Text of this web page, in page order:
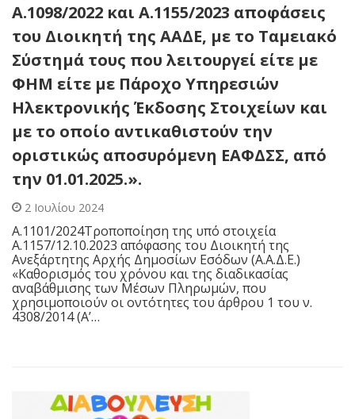
Α.1098/2022 και Α.1155/2023 αποφάσεις
του Διοικητή της ΑΑΔΕ, με το Ταμειακό
Σύστημά τους που λειτουργεί είτε με
ΦΗΜ είτε με Πάροχο Υπηρεσιών
Ηλεκτρονικής Έκδοσης Στοιχείων και
με το οποίο αντικαθιστούν την
οριστικώς αποσυρόμενη ΕΑΦΔΣΣ, από
την 01.01.2025.».
2 Ιουλίου 2024
Α.1101/2024Τροποποίηση της υπό στοιχεία
Α.1157/12.10.2023 απόφασης του Διοικητή της
Ανεξάρτητης Αρχής Δημοσίων Εσόδων (Α.Α.Δ.Ε.)
«Καθορισμός του χρόνου και της διαδικασίας
αναβάθμισης των Μέσων Πληρωμών, που
χρησιμοποιούν οι οντότητες του άρθρου 1 του ν.
4308/2014 (Α’…